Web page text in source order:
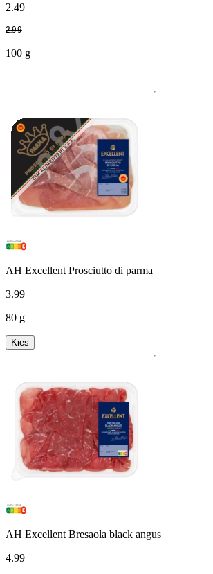
2.49
2.99
100 g
AH Excellent Prosciutto di parma
3.99
80 g
Kies
AH Excellent Bresaola black angus
4.99